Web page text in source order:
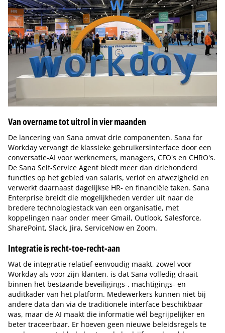
Van overname tot uitrol in vier maanden
De lancering van Sana omvat drie componenten. Sana for
Workday vervangt de klassieke gebruikersinterface door een
conversatie-AI voor werknemers, managers, CFO's en CHRO's.
De Sana Self-Service Agent biedt meer dan driehonderd
functies op het gebied van salaris, verlof en afwezigheid en
verwerkt daarnaast dagelijkse HR- en financiële taken. Sana
Enterprise breidt die mogelijkheden verder uit naar de
bredere technologiestack van een organisatie, met
koppelingen naar onder meer Gmail, Outlook, Salesforce,
SharePoint, Slack, Jira, ServiceNow en Zoom.
Integratie is recht-toe-recht-aan
Wat de integratie relatief eenvoudig maakt, zowel voor
Workday als voor zijn klanten, is dat Sana volledig draait
binnen het bestaande beveiligings-, machtigings- en
auditkader van het platform. Medewerkers kunnen niet bij
andere data dan via de traditionele interface beschikbaar
was, maar de AI maakt die informatie wél begrijpelijker en
beter traceerbaar. Er hoeven geen nieuwe beleidsregels te